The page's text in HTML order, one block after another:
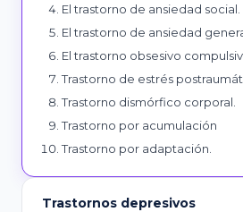
El trastorno de ansiedad social.
El trastorno de ansiedad
El trastorno obsesivo
Trastorno de estrés
Trastorno dismórfico corporal.
Trastorno por acumulación
Trastorno por adaptación.
Trastornos depresivos